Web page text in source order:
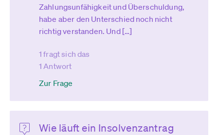
Zahlungsunfähigkeit und Überschuldung,
habe aber den Unterschied noch nicht
richtig verstanden. Und […]
1 fragt sich das
1 Antwort
Zur Frage
Wie läuft ein Insolvenzantrag